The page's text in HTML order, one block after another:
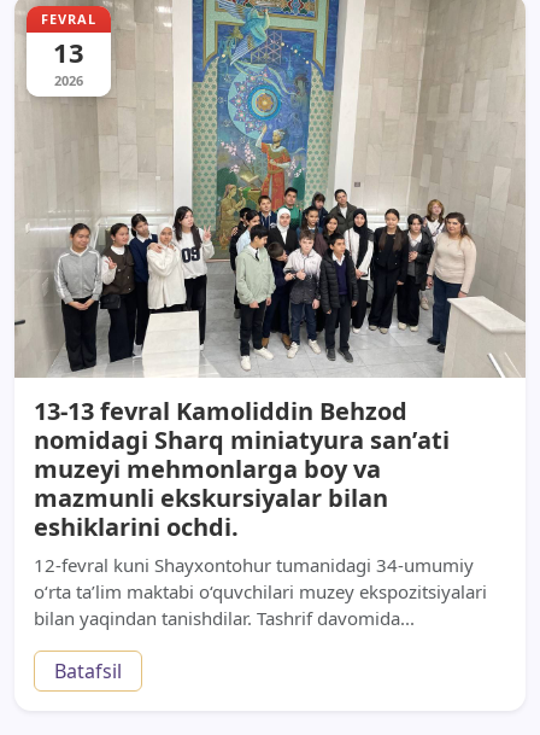
FEVRAL
13
2026
13-13 fevral Kamoliddin Behzod
nomidagi Sharq miniatyura sanʼati
muzeyi mehmonlarga boy va
mazmunli ekskursiyalar bilan
eshiklarini ochdi.
12-fevral kuni Shayxontohur tumanidagi 34-umumiy
o‘rta ta’lim maktabi o‘quvchilari muzey ekspozitsiyalari
bilan yaqindan tanishdilar. Tashrif davomida...
Batafsil